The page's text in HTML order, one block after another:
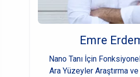
Emre
Nano Tanı İçin
Ara Yüzeyler Araştırma